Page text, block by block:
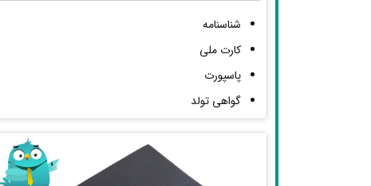
شناسنامه
کارت ملی
پاسپورت
گواهی تولد